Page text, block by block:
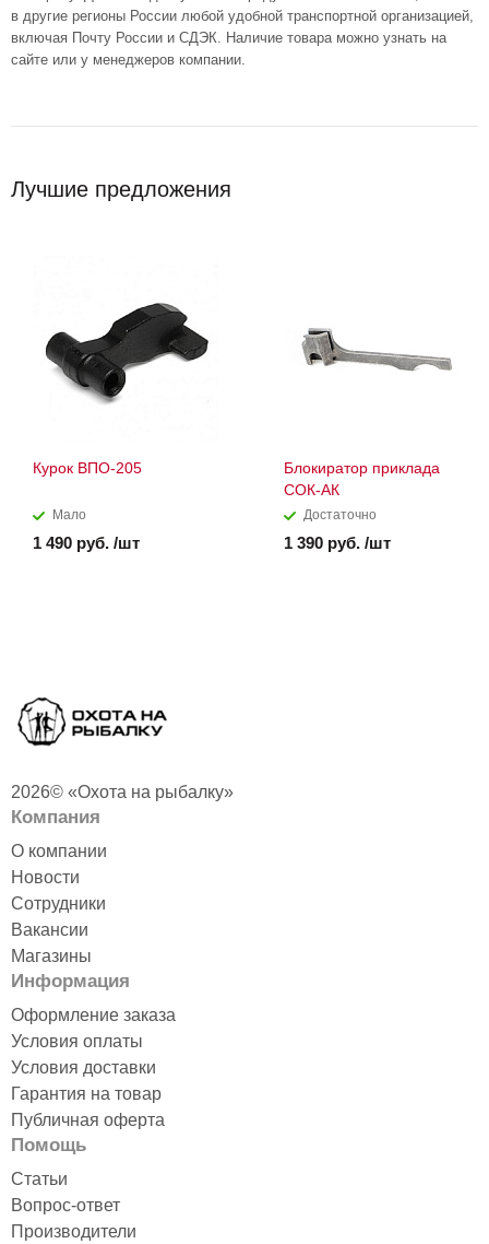
в другие регионы России любой удобной транспортной организацией,
включая Почту России и СДЭК. Наличие товара можно узнать на
сайте или у менеджеров компании.
Лучшие предложения
Курок ВПО-205
Мало
1 490 руб. /шт
Блокиратор приклада
СОК-АК
Достаточно
1 390 руб. /шт
2026© «Охота на рыбалку»
Компания
О компании
Новости
Сотрудники
Вакансии
Магазины
Информация
Оформление заказа
Условия оплаты
Условия доставки
Гарантия на товар
Публичная оферта
Помощь
Статьи
Вопрос-ответ
Производители